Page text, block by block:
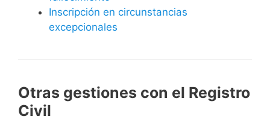
Inscripción en circunstancias
excepcionales
Otras gestiones con el Registro
Civil